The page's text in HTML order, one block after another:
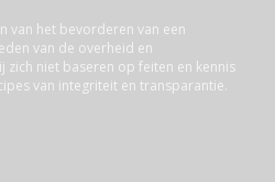
van het bevorderen van een
van de overheid en
zich niet baseren op feiten en kennis
van integriteit en transparantie.